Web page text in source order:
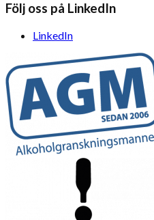
Följ oss på LinkedIn
LinkedIn